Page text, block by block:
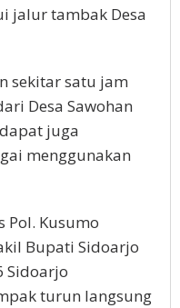
jalur tambak Desa
sekitar satu jam
Desa Sawohan
juga
menggunakan
Pol. Kusumo
Bupati Sidoarjo
Sidoarjo
turun langsung